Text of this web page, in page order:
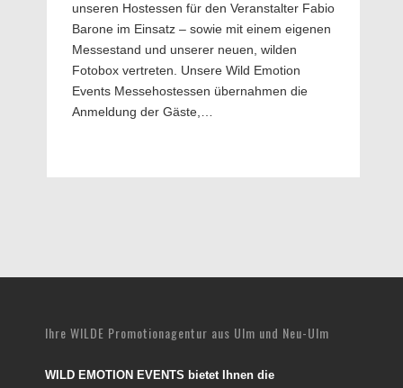
unseren Hostessen für den Veranstalter Fabio
Barone im Einsatz – sowie mit einem eigenen
Messestand und unserer neuen, wilden
Fotobox vertreten. Unsere Wild Emotion
Events Messehostessen übernahmen die
Anmeldung der Gäste,…
Ihre WILDE Promotionagentur aus Ulm und Neu-Ulm
WILD EMOTION EVENTS bietet Ihnen die